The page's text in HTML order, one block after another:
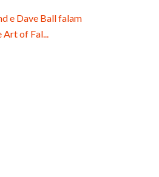
e Dave Ball falam
Art of Fal...